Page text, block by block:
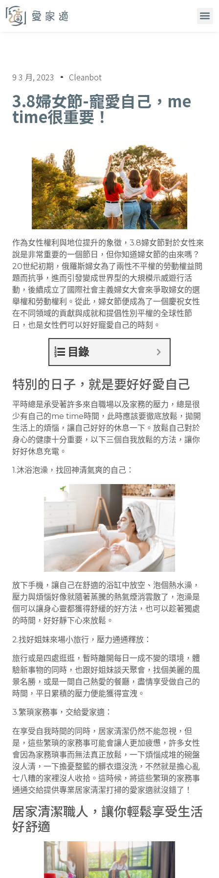
9 3 月, 2023 Cleanbot
3.8婦女節-寵愛自己，me
time很重要！
作為女性權利與地位提升的象徵，3.8婦女節對於女性來
說是非常重要的一個節日，但你知道婦女節的由來嗎？
20世紀初期，俄羅斯婦女為了兩性不平權的勞動權益問
題而抗爭，進而引發變成世界型的大規模示威遊行活
動，後續成立了國際社會主義婦女大會來爭取婦女的選
舉權和勞動權利。從此，婦女節便成為了一個慶祝女性
在不同領域的貢獻與成就和提倡性別平權的全球性節
日，也是女性們可以好好寵愛自己的時刻。
目錄
特別的日子，就是要好好愛自己
平時總是承受著許多來自職場以及家務的壓力，總是很
少有自己的me time時間，此時應該要徹底放鬆，拋開
生活上的煩惱，讓自己好好的休息一下。放鬆自己對於
身心的健康十分重要，以下三個自我放鬆的方法，讓你
好好休息充電。
1.沐浴泡澡，找回神清氣爽的自己：
放下手機，讓自己在舒適的浴缸中放空、泡個熱水澡，
壓力與煩惱好像就隨著蒸騰的熱氣煙消雲散了，泡澡是
個可以讓身心靈都獲得舒緩的好方法，也可以趁著獨處
的時間，好好靜下心來放鬆。
2.找好姐妹來場小旅行，壓力通通釋放：
旅行或是四處逛逛，暫時離開每日一成不變的環境，體
驗新事物的同時，也跟好姐妹談天聚會，找個美麗的風
景名勝，或是一間自己熱愛的餐廳，盡情享受做自己的
時間，平日累積的壓力便能獲得宣洩。
3.繁瑣家務事，交給愛家適：
在享受自我時間的同時，居家清潔仍然不能忽視，但
是，這些繁瑣的家務事可能會讓人更加疲憊，許多女性
會因為家務瑣事而無法真正放鬆，一下煩惱成堆的碗盤
沒人清，一下擔憂整籃的髒衣還沒洗，不然就是擔心亂
七八糟的家裡沒人收拾。這時候，將這些繁瑣的家務事
通通交給提供專業居家清潔打掃的愛家適就沒錯了！
居家清潔職人，讓你輕鬆享受生活
好舒適